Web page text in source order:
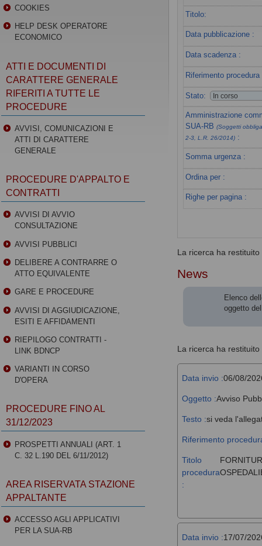
Titolo:
Data pubblicazione :
Data scadenza :
Riferimento procedura
Stato:
Amministrazione
SUA-RB(Soggetti
2-3, L.R. 26/2014) :
Somma urgenza :
Ordina per :
Righe per pagina :
La ricerca ha restituito
News
Elenco
oggetto
La ricerca ha
Data invio :06/08/
Oggetto :Avviso
Testo :si veda
Riferimento
Titolo
procedura
:
Data invio :17/07/
COOKIES
HELP DESK OPERATORE
ECONOMICO
ATTI E DOCUMENTI DI
CARATTERE GENERALE
RIFERITI A TUTTE LE
PROCEDURE
AVVISI, COMUNICAZIONI E
ATTI DI CARATTERE
GENERALE
PROCEDURE D'APPALTO E
CONTRATTI
AVVISI DI AVVIO
CONSULTAZIONE
AVVISI PUBBLICI
DELIBERE A CONTRARRE O
ATTO EQUIVALENTE
GARE E PROCEDURE
AVVISI DI AGGIUDICAZIONE,
ESITI E AFFIDAMENTI
RIEPILOGO CONTRATTI -
LINK BDNCP
VARIANTI IN CORSO
D'OPERA
PROCEDURE FINO AL
31/12/2023
PROSPETTI ANNUALI (ART. 1
C. 32 L.190 DEL 6/11/2012)
AREA RISERVATA STAZIONE
APPALTANTE
ACCESSO AGLI APPLICATIVI
PER LA SUA-RB